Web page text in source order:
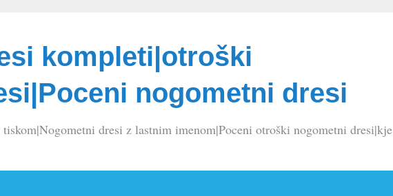
kompleti|otroški
nogometni dresi
dresi z lastnim imenom|Poceni otroški nogometni dresi|kje